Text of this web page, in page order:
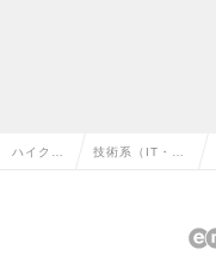
ハイクラ 技術系（IT・W